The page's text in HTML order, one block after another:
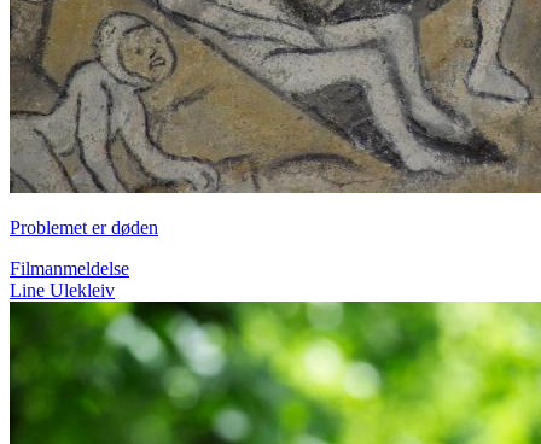
Problemet er døden
Filmanmeldelse
Line Ulekleiv